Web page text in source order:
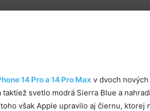
14 Pro a 14 Pro Max v dvoch nových
svetlo modrá Sierra Blue a
však Apple upravilo aj čiernu, ktorej